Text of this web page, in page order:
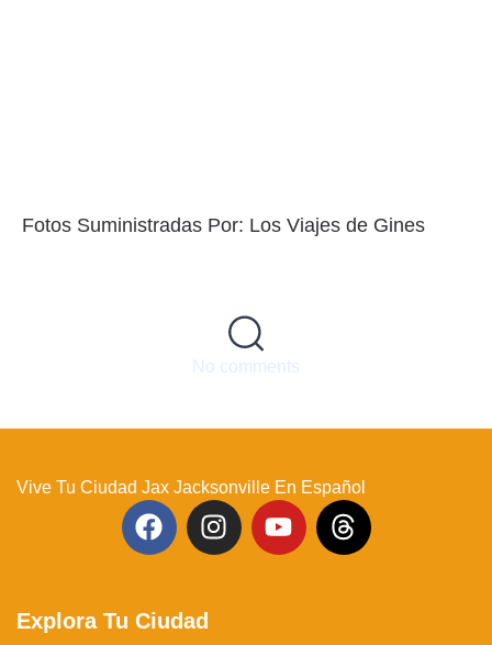
Fotos Suministradas Por: Los Viajes de Gines
No comments
Vive Tu Ciudad Jax Jacksonville En Español
Explora Tu Ciudad